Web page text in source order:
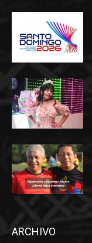
ARCHIVO